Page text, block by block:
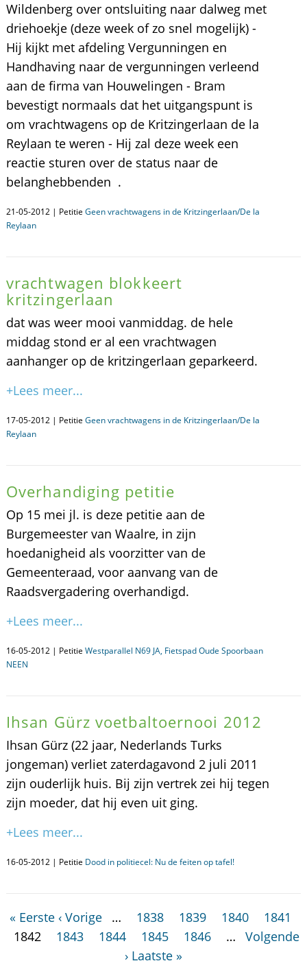
Wildenberg over ontsluiting naar dalweg met
driehoekje (deze week of zo snel mogelijk) -
Hij kijkt met afdeling Vergunningen en
Handhaving naar de vergunningen verleend
aan de firma van Houwelingen - Bram
bevestigt normaals dat het uitgangspunt is
om vrachtwagens op de Kritzingerlaan de la
Reylaan te weren - Hij zal deze week een
reactie sturen over de status naar de
belanghebbenden .
21-05-2012 | Petitie Geen vrachtwagens in de Kritzingerlaan/De la
Reylaan
vrachtwagen blokkeert
kritzingerlaan
dat was weer mooi vanmiddag. de hele
middag stond er al een vrachtwagen
aanhanger op de kritzingerlaan geparkeerd.
+Lees meer...
17-05-2012 | Petitie Geen vrachtwagens in de Kritzingerlaan/De la
Reylaan
Overhandiging petitie
Op 15 mei jl. is deze petitie aan de
Burgemeester van Waalre, in zijn
hoedanigheid als voorzitter van de
Gemeenteraad, voor aanvang van de
Raadsvergadering overhandigd.
+Lees meer...
16-05-2012 | Petitie Westparallel N69 JA, Fietspad Oude Spoorbaan
NEEN
Ihsan Gürz voetbaltoernooi 2012
Ihsan Gürz (22 jaar, Nederlands Turks
jongeman) verliet zaterdagavond 2 juli 2011
zijn ouderlijk huis. Bij zijn vertrek zei hij tegen
zijn moeder, dat hij even uit ging.
+Lees meer...
16-05-2012 | Petitie Dood in politiecel: Nu de feiten op tafel!
« Eerste ‹ Vorige … 1838 1839 1840
1841
1842
1843 1844 1845 1846 …
Volgende
› Laatste »